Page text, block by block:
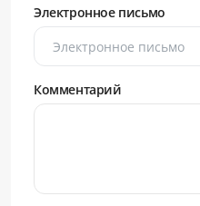
Электронное письмо
Комментарий